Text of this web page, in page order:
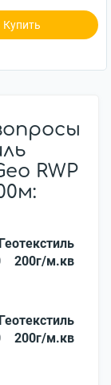
Купить
RWP
200г/м.кв
200г/м.кв